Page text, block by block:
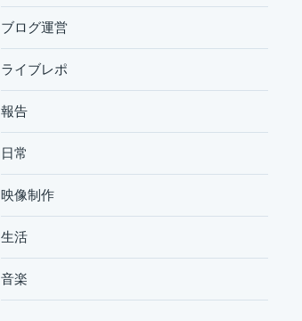
ブログ運営
ライブレポ
報告
日常
映像制作
生活
音楽